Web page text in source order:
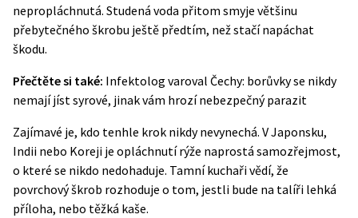
nepropláchnutá. Studená voda přitom smyje většinu
přebytečného škrobu ještě předtím, než stačí napáchat
škodu.
Přečtěte si také: Infektolog varoval Čechy: borůvky se nikdy
nemají jíst syrové, jinak vám hrozí nebezpečný parazit
Zajímavé je, kdo tenhle krok nikdy nevynechá. V Japonsku,
Indii nebo Koreji je opláchnutí rýže naprostá samozřejmost,
o které se nikdo nedohaduje. Tamní kuchaři vědí, že
povrchový škrob rozhoduje o tom, jestli bude na talíři lehká
příloha, nebo těžká kaše.